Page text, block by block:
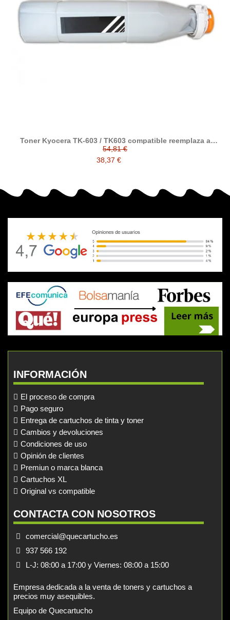
Toner Kyocera TK-603 / TK603 compatible reemplaza a
Kyocera 370AE010
54,81 €
38,37 €
INFORMACIÓN
El proceso de compra
Pago seguro
Entrega de cartuchos de tinta y toner
Cambios y devoluciones
Condiciones de uso
Opinión de clientes
Premiun o marca blanca
Cartuchos XL
Original vs compatible
CONTACTA CON NOSOTROS
comercial@quecartucho.es
937 566 192
L-J: 08:00 a 17:00 y Viernes: 08:00 a 15:00
Empresa dedicada a la venta de toners y cartuchos a
precios muy asequibles.
Equipo de Quecartucho